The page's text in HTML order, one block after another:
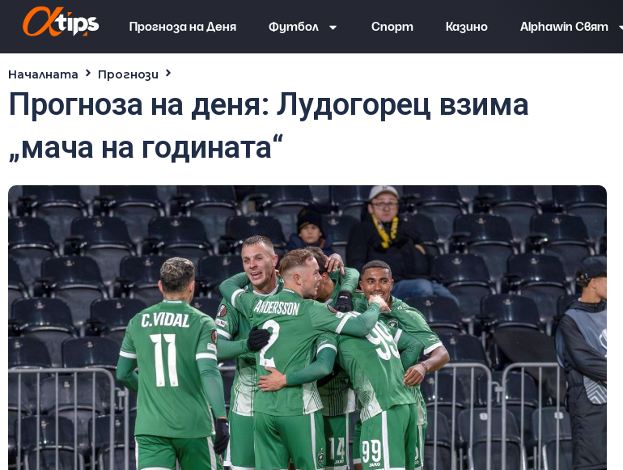
Прогноза на Деня Футбол Спорт Казино Alphawin Свят
Началната Прогнози
Прогноза на деня: Лудогорец взима
„мача на годината“